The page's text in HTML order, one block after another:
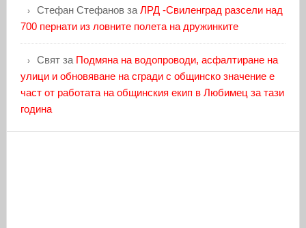
Стефан Стефановза ЛРД -Свиленград разсели над
700 пернати из ловните полета на дружинките
Святза Подмяна на водопроводи, асфалтиране на
улици и обновяване на сгради с общинско значение е
част от работата на общинския екип в Любимец за тази
година